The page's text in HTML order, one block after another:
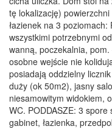
tę lokalizację)
łazienek na 3
wszystkimi potrzebnymi
wanną, poczekalnia,
osobne wejście nie
posiadają oddzielny
duży (ok 50m2), jasny
niesamowitym widokiem,
WC. PODDASZE: 3
gabinet, łazienka,